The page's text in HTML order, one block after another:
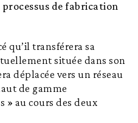
processus de fabrication
qu’il transférera sa
située dans son
déplacée vers un réseau
de gamme
» au cours des deux